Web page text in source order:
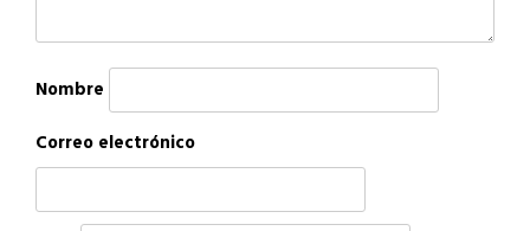
Nombre
Correo electrónico